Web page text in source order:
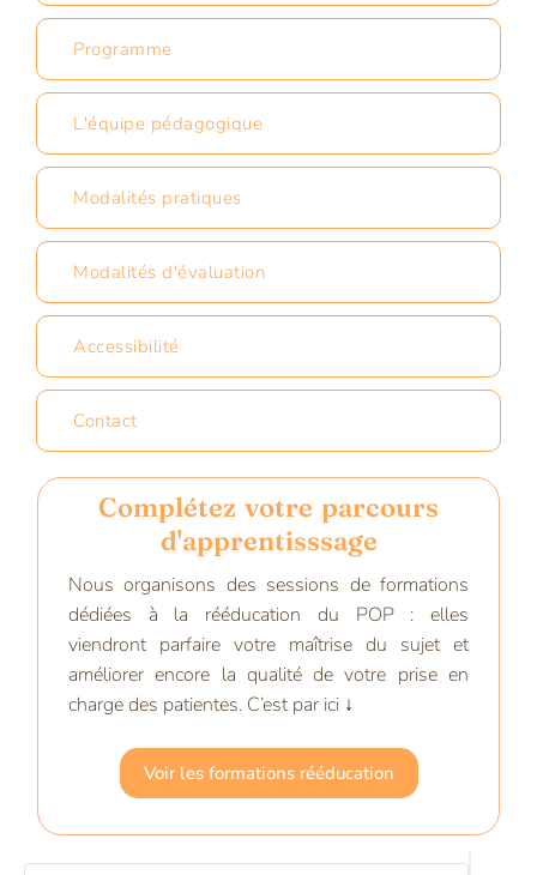
Programme
L'équipe pédagogique
Modalités pratiques
Modalités d'évaluation
Accessibilité
Contact
Complétez votre parcours
d'apprentisssage
Nous organisons des sessions de formations
dédiées à la rééducation du POP : elles
viendront parfaire votre maîtrise du sujet et
améliorer encore la qualité de votre prise en
charge des patientes. C’est par ici ↓
Voir les formations rééducation